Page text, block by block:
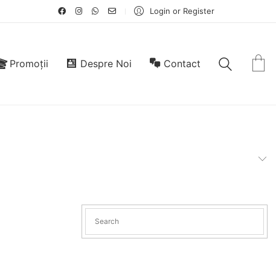
Login or Register
Promoții Despre Noi Contact